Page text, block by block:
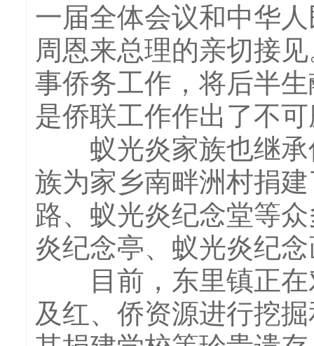
一届全体会议和中华
周恩来总理的亲切接
事侨务工作，将后半
是侨联工作作出了不
蚁光炎家族也继承
族为家乡南畔洲村捐
路、蚁光炎纪念堂等
炎纪念亭、蚁光炎纪
目前，东里镇正在
及红、侨资源进行挖